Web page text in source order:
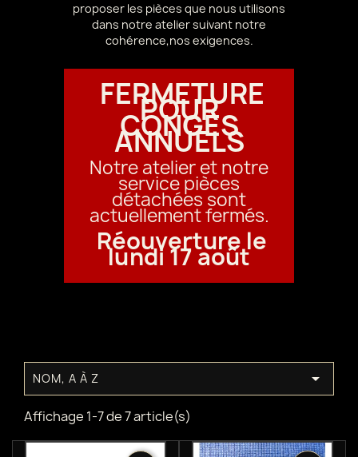
proposer les pièces que nous utilisons
dans notre atelier suivant notre
cohérence,nos exigences.
FERMETURE
POUR
CONGÉS
ANNUELS
Notre atelier et notre
service pièces
détachées sont
actuellement fermés.
Réouverture le
lundi 17 août
NOM, A À Z 
Affichage 1-7 de 7 article(s)